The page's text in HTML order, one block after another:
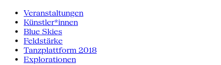
Veranstaltungen
Künstler*innen
Blue Skies
Feldstärke
Tanzplattform 2018
Explorationen